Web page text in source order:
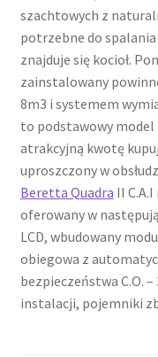
szachtowych z
potrzebne do
znajduje się kocioł.
zainstalowany
8m3 i systemem
to podstawowy
atrakcyjną kwotę
uproszczony w
Beretta Quadra II
oferowany w
LCD, wbudowany
obiegowa z
bezpieczeństwa C.O.
instalacji, pojemniki